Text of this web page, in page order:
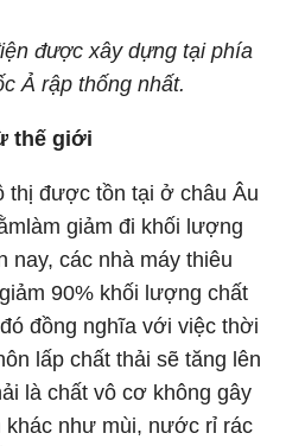
được xây dựng tại phía
Ả rập thống nhất.
thế giới
thị được tồn tại ở châu Âu
giảm đi khối lượng
nay, các nhà máy thiêu
90% khối lượng chất
đồng nghĩa với việc thời
lấp chất thải sẽ tăng lên
là chất vô cơ không gây
khác như mùi, nước rỉ rác